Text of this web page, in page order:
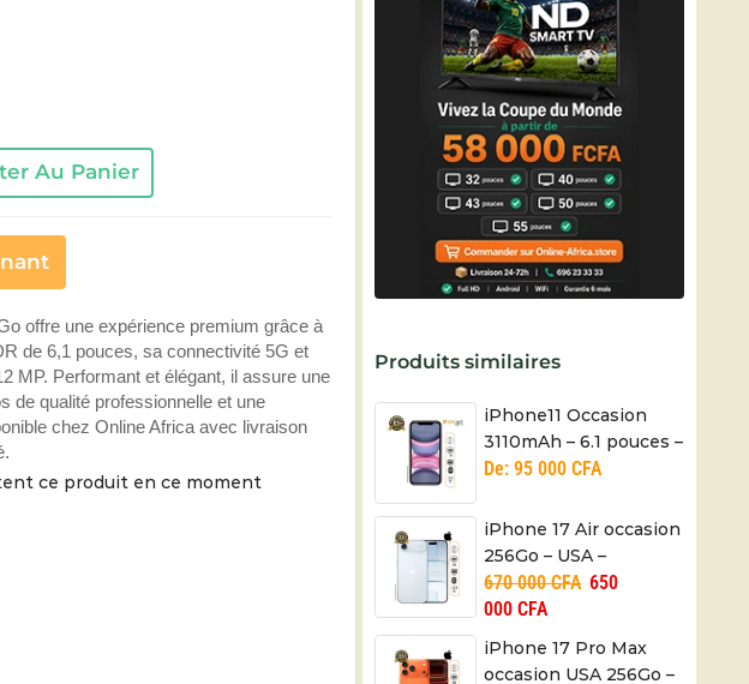
Au Panier
offre une expérience premium grâce à
de 6,1 pouces, sa connectivité 5G et
MP. Performant et élégant, il assure une
de qualité professionnelle et une
chez Online Africa avec livraison
ce produit en ce moment
Produits similaires
iPhone11 Occasion
3110mAh – 6.1 pouces –
12+12/12MP – 01Mois
De:95 000CFA
iPhone 17 Air occasion
256Go – USA –
3149mAh – 01 mois
670 000CFA 650
000CFA
iPhone 17 Pro Max
occasion USA 256Go –